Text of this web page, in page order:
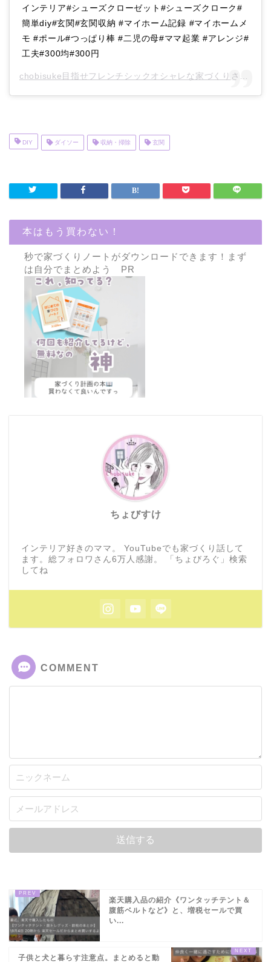
インテリア#シューズクローゼット#シューズクローク#
簡単diy#玄関#玄関収納 #マイホーム記録 #マイホームメ
モ #ポール#つっぱり棒 #二児の母#ママ起業 #アレンジ#
工夫#300均#300円
chobisuke目指せフレンチシックオシャレな家づくり さん(@chobisuke0815)がシェアした投稿 -
DIY ダイソー 収納・掃除 玄関
本はもう買わない！
秒で家づくりノートがダウンロードできます！まず
は自分でまとめよう PR
ちょびすけ
インテリア好きのママ。 YouTubeでも家づくり話して
ます。総フォロワさん6万人感謝。 「ちょびろぐ」検索
してね
COMMENT
楽天購入品の紹介《ワンタッチテント＆
腹筋ベルトなど》と、増税セールで買
い...
子供と犬と暮らす注意点。まとめると動